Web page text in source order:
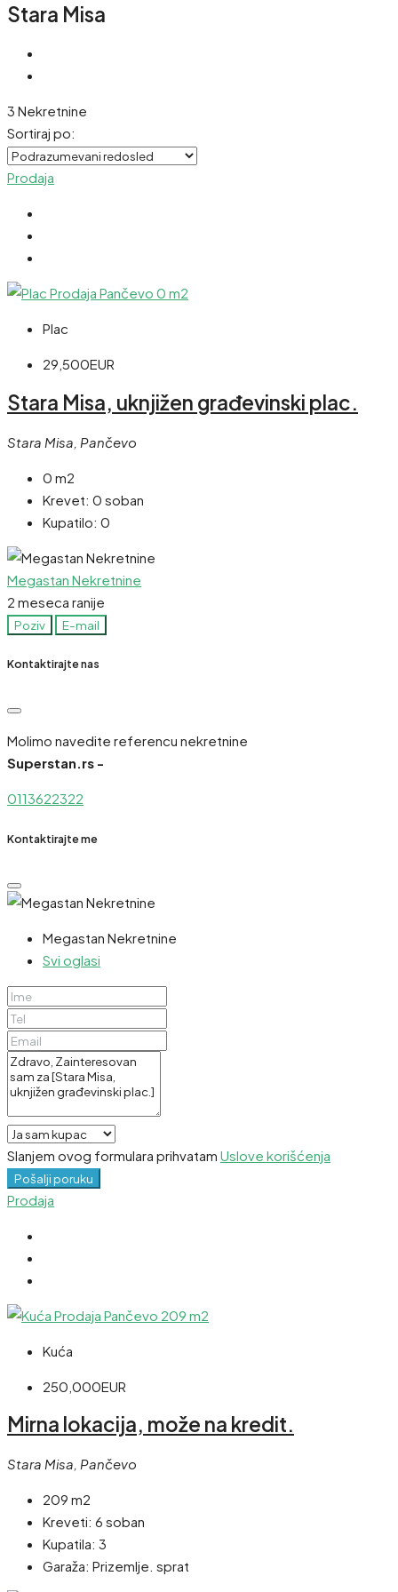
Stara Misa
3 Nekretnine
Sortiraj po:
Prodaja
Plac
29,500EUR
Stara Misa, uknjižen građevinski plac.
Stara Misa, Pančevo
0 m2
Krevet: 0 soban
Kupatilo: 0
Megastan Nekretnine
2 meseca ranije
Poziv E-mail
Kontaktirajte nas
Molimo navedite referencu nekretnine
Superstan.rs -
0113622322
Kontaktirajte me
Megastan Nekretnine
Svi oglasi
Slanjem ovog formulara prihvatam Uslove korišćenja
Pošalji poruku
Prodaja
Kuća
250,000EUR
Mirna lokacija, može na kredit.
Stara Misa, Pančevo
209 m2
Kreveti: 6 soban
Kupatila: 3
Garaža: Prizemlje. sprat